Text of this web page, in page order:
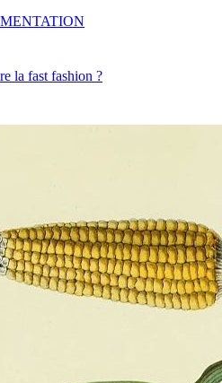
la fast fashion ?